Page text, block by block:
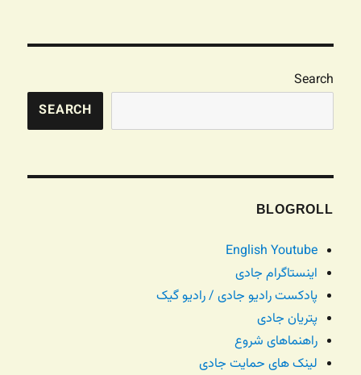
Search
SEARCH
BLOGROLL
English Youtube
اینستاگرام جادی
پادکست رادیو جادی / رادیو گیک
پتریان جادی
راهنماهای شروع
لینک های حمایت جادی